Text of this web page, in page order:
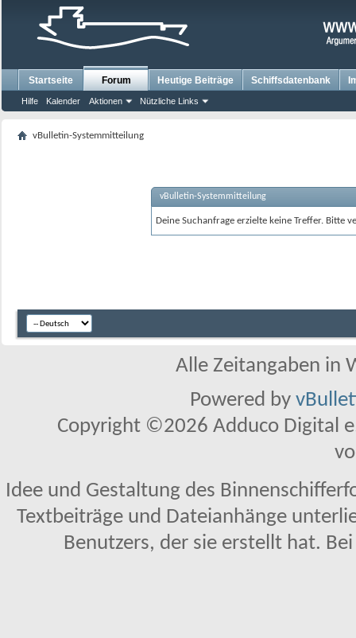
Startseite Forum
Hilfe Kalender Aktionen Nützliche Links
Heutige Beiträge Schiffsdatenbank
vBulletin-Systemmitteilung
vBulletin-Systemmitteilung
Deine Suchanfrage erzielte keine Treffer. Bitte
Alle Zeitangaben in
Powered by
Copyright ©2026 Adduco Digital
Idee und Gestaltung des
Textbeiträge und Dateianhänge
Benutzers, der sie erstellt hat.